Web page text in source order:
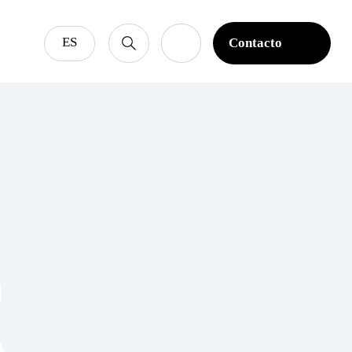
ES
Contacto
Contacto